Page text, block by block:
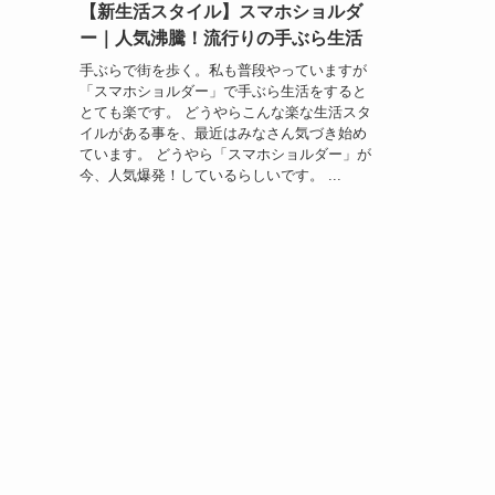
【新生活スタイル】スマホショルダ
ー｜人気沸騰！流行りの手ぶら生活
手ぶらで街を歩く。私も普段やっていますが
「スマホショルダー」で手ぶら生活をすると
とても楽です。 どうやらこんな楽な生活スタ
イルがある事を、最近はみなさん気づき始め
ています。 どうやら「スマホショルダー」が
今、人気爆発！しているらしいです。 ...